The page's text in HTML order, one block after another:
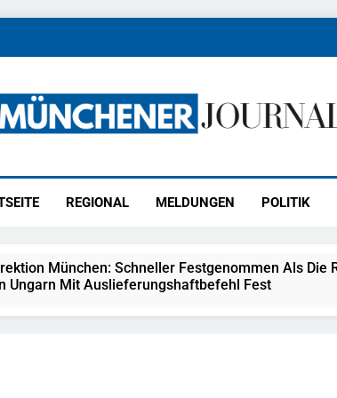
REGIONAL MELDUNGEN POLITIK
München: Schneller Festgenommen Als
Ungarn Mit Auslieferungshaftbefehl Fest